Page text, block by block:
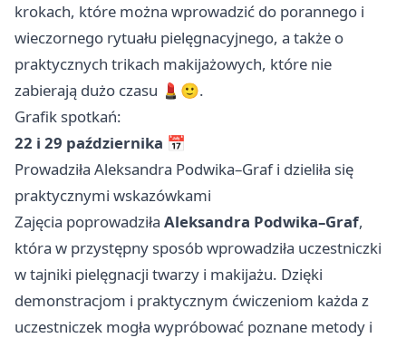
krokach, które można wprowadzić do porannego i
wieczornego rytuału pielęgnacyjnego, a także o
praktycznych trikach makijażowych, które nie
zabierają dużo czasu 💄🙂.
Grafik spotkań:
22 i 29 października 📅
Prowadziła Aleksandra Podwika–Graf i dzieliła się
praktycznymi wskazówkami
Zajęcia poprowadziła Aleksandra Podwika–Graf,
która w przystępny sposób wprowadziła uczestniczki
w tajniki pielęgnacji twarzy i makijażu. Dzięki
demonstracjom i praktycznym ćwiczeniom każda z
uczestniczek mogła wypróbować poznane metody i